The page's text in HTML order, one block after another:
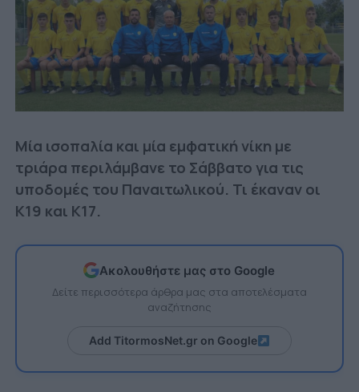
Μία ισοπαλία και μία εμφατική νίκη με
τριάρα περιλάμβανε το Σάββατο για τις
υποδομές του Παναιτωλικού. Τι έκαναν οι
Κ19 και Κ17.
Ακολουθήστε μας στο Google
Δείτε περισσότερα άρθρα μας στα αποτελέσματα
αναζήτησης
Add TitormosNet.gr on Google